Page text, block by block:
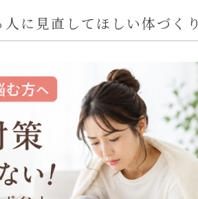
に見直してほしい体づくり